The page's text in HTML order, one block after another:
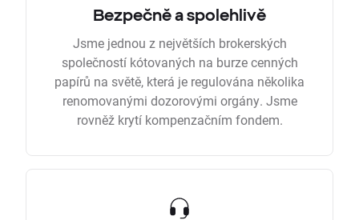
Bezpečně a spolehlivě
Jsme jednou z největších brokerských
společností kótovaných na burze cenných
papírů na světě, která je regulována několika
renomovanými dozorovými orgány. Jsme
rovněž krytí kompenzačním fondem.